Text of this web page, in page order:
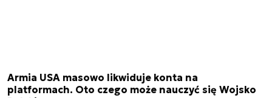
Armia USA masowo likwiduje konta na
platformach. Oto czego może nauczyć się Wojsko